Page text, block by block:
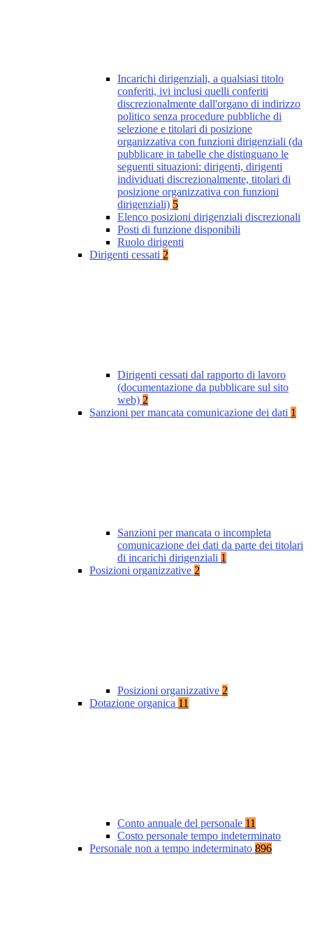
Incarichi dirigenziali, a qualsiasi titolo
conferiti, ivi inclusi quelli conferiti
discrezionalmente dall'organo di indirizzo
politico senza procedure pubbliche di
selezione e titolari di posizione
organizzativa con funzioni dirigenziali (da
pubblicare in tabelle che distinguano le
seguenti situazioni: dirigenti, dirigenti
individuati discrezionalmente, titolari di
posizione organizzativa con funzioni
dirigenziali) 5
Elenco posizioni dirigenziali discrezionali
Posti di funzione disponibili
Ruolo dirigenti
Dirigenti cessati 2
Dirigenti cessati dal rapporto di lavoro
(documentazione da pubblicare sul sito
web) 2
Sanzioni per mancata comunicazione dei dati 1
Sanzioni per mancata o incompleta
comunicazione dei dati da parte dei titolari
di incarichi dirigenziali 1
Posizioni organizzative 2
Posizioni organizzative 2
Dotazione organica 11
Conto annuale del personale 11
Costo personale tempo indeterminato
Personale non a tempo indeterminato 896